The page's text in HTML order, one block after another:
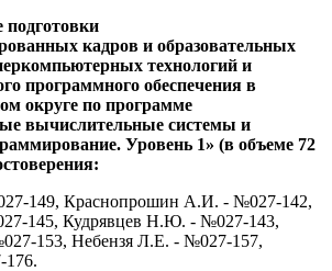
подготовки
кадров и образовательных
технологий и
программного обеспечения в
округе по программе
вычислительные системы и
Уровень 1» (в объеме 72
149, Краснопрошин А.И. - №027-142,
145, Кудрявцев Н.Ю. - №027-143,
153, Небензя Л.Е. - №027-157,